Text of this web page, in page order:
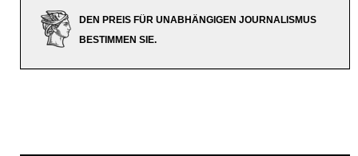
DEN PREIS FÜR UNABHÄNGIGEN JOURNALISMUS
BESTIMMEN SIE.